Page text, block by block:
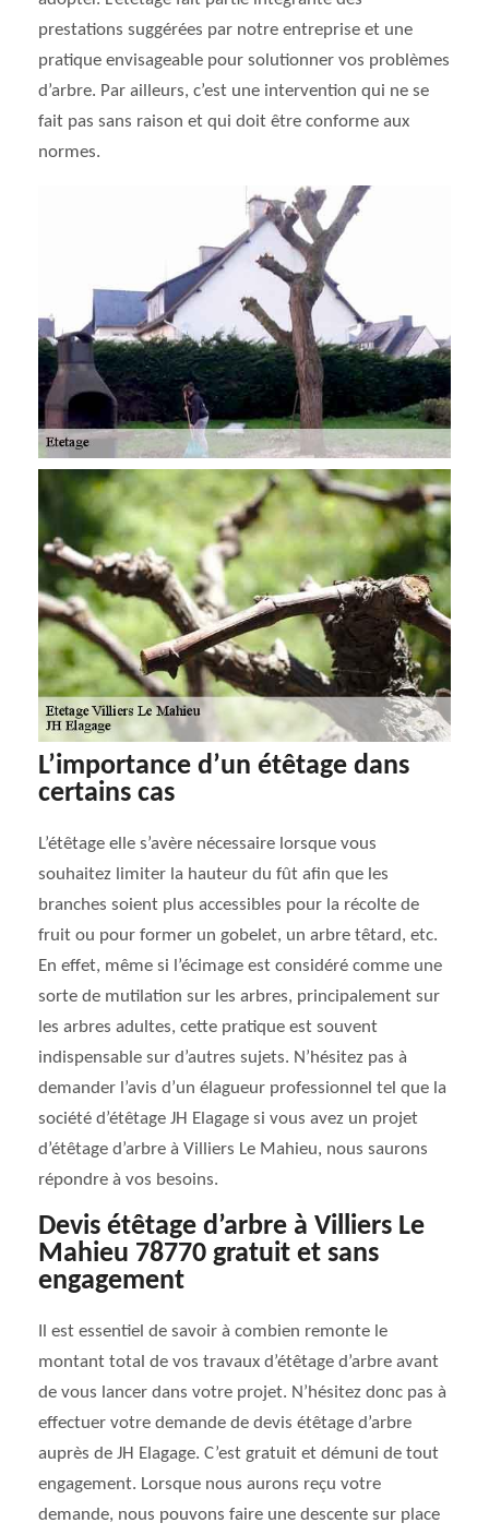
prestations suggérées par notre entreprise et une
pratique envisageable pour solutionner vos problèmes
d’arbre. Par ailleurs, c’est une intervention qui ne se
fait pas sans raison et qui doit être conforme aux
normes.
L’importance d’un étêtage dans
certains cas
L’étêtage elle s’avère nécessaire lorsque vous
souhaitez limiter la hauteur du fût afin que les
branches soient plus accessibles pour la récolte de
fruit ou pour former un gobelet, un arbre têtard, etc.
En effet, même si l’écimage est considéré comme une
sorte de mutilation sur les arbres, principalement sur
les arbres adultes, cette pratique est souvent
indispensable sur d’autres sujets. N’hésitez pas à
demander l’avis d’un élagueur professionnel tel que la
société d’étêtage JH Elagage si vous avez un projet
d’étêtage d’arbre à Villiers Le Mahieu, nous saurons
répondre à vos besoins.
Devis étêtage d’arbre à Villiers Le
Mahieu 78770 gratuit et sans
engagement
Il est essentiel de savoir à combien remonte le
montant total de vos travaux d’étêtage d’arbre avant
de vous lancer dans votre projet. N’hésitez donc pas à
effectuer votre demande de devis étêtage d’arbre
auprès de JH Elagage. C’est gratuit et démuni de tout
engagement. Lorsque nous aurons reçu votre
demande, nous pouvons faire une descente sur place